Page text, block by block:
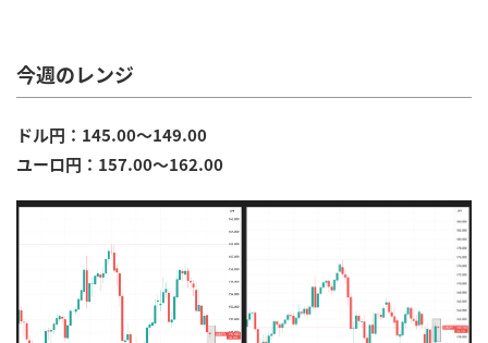
今週のレンジ
ドル円：145.00～149.00
ユーロ円：157.00～162.00